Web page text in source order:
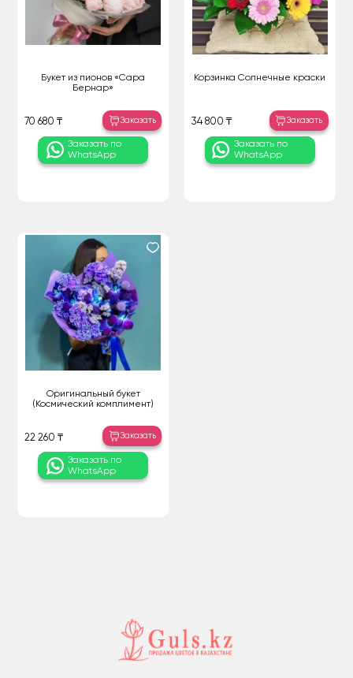
Букет из пионов «Сара
Бернар»
70 680 ₸ Заказать
Заказать по
WhatsApp
Корзинка Солнечные краски
34 800 ₸ Заказать
Заказать по
WhatsApp
Оригинальный букет
(Космический комплимент)
22 260 ₸ Заказать
Заказать по
WhatsApp